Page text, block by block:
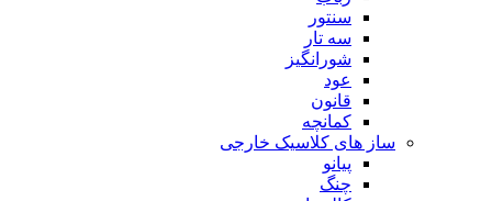
سنتور
سه تار
شورانگیز
عود
قانون
کمانچه
ساز های کلاسیک خارجی
پیانو
چنگ